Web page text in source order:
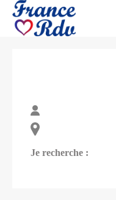
Je recherche :